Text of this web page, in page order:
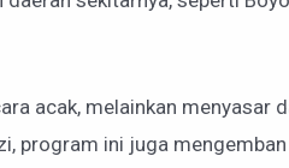
acak, melainkan menyasar
program ini juga